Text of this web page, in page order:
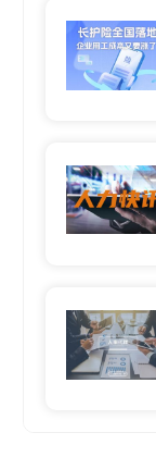
深入60+细
精准匹配专业灵活